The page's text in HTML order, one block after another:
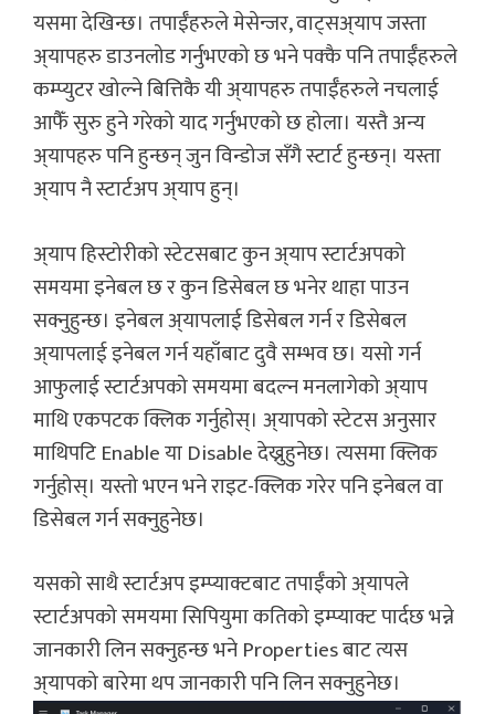
यसमा देखिन्छ। तपाईँहरुले मेसेन्जर, वाट्सअ्याप जस्ता
अ्यापहरु डाउनलोड गर्नुभएको छ भने पक्कै पनि तपाईँहरुले
कम्प्युटर खोल्ने बित्तिकै यी अ्यापहरु तपाईँहरुले नचलाई
आफैँ सुरु हुने गरेको याद गर्नुभएको छ होला। यस्तै अन्य
अ्यापहरु पनि हुन्छन् जुन विन्डोज सँगै स्टार्ट हुन्छन्। यस्ता
अ्याप नै स्टार्टअप अ्याप हुन्।
अ्याप हिस्टोरीको स्टेटसबाट कुन अ्याप स्टार्टअपको
समयमा इनेबल छ र कुन डिसेबल छ भनेर थाहा पाउन
सक्नुहुन्छ। इनेबल अ्यापलाई डिसेबल गर्न र डिसेबल
अ्यापलाई इनेबल गर्न यहाँबाट दुवै सम्भव छ। यसो गर्न
आफुलाई स्टार्टअपको समयमा बदल्न मनलागेको अ्याप
माथि एकपटक क्लिक गर्नुहोस्। अ्यापको स्टेटस अनुसार
माथिपटि Enable या Disable देख्नुहुनेछ। त्यसमा क्लिक
गर्नुहोस्। यस्तो भएन भने राइट-क्लिक गरेर पनि इनेबल वा
डिसेबल गर्न सक्नुहुनेछ।
यसको साथै स्टार्टअप इम्प्याक्टबाट तपाईँको अ्यापले
स्टार्टअपको समयमा सिपियुमा कतिको इम्प्याक्ट पार्दछ भन्ने
जानकारी लिन सक्नुहन्छ भने Properties बाट त्यस
अ्यापको बारेमा थप जानकारी पनि लिन सक्नुहुनेछ।